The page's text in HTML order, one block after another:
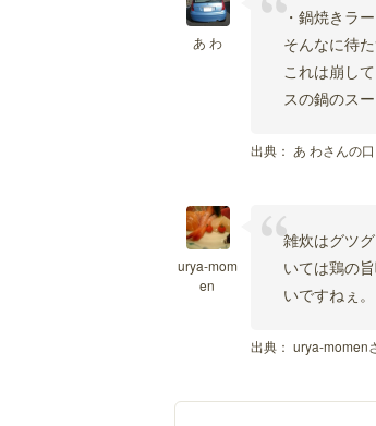
あ わ
・鍋焼きラ
そんなに待
これは崩し
スの鍋のス
出典： あ わさんの口
urya-mom
en
雑炊はグツ
いては鶏の
いですねぇ。
出典： urya-momen